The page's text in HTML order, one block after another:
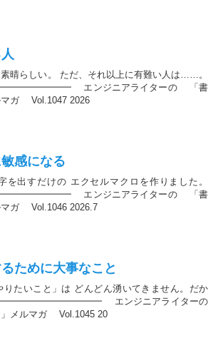
晴らしい。 ただ、それ以上に有難い人は……。
エンジニアライターの 「書
マガ Vol.1047 2026
感になる
を出すだけの エクセルマクロを作りました。
エンジニアライターの 「書
マガ Vol.1046 2026.7
ために大事なこと
りたいこと」は どんどん湧いてきません。だか
エンジニアライターの
メルマガ Vol.1045 20